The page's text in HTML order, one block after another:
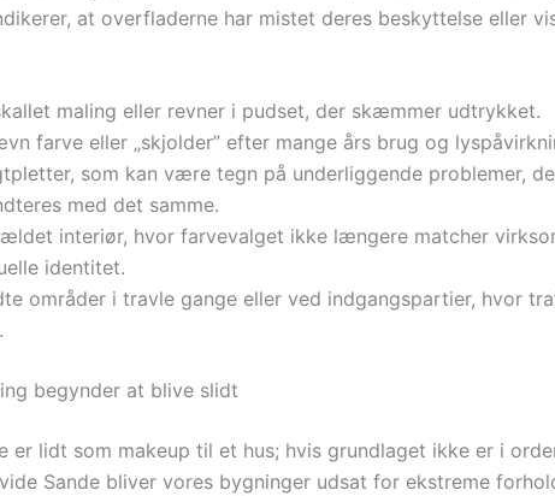
at overfladerne har mistet deres beskyttelse eller
maling eller revner i pudset, der skæmmer udtrykket.
farve eller „skjolder” efter mange års brug og
som kan være tegn på underliggende problemer,
med det samme.
interiør, hvor farvevalget ikke længere matcher
identitet.
områder i travle gange eller ved indgangspartier, hvor
begynder at blive slidt
er lidt som makeup til et hus; hvis grundlaget ikke er i
Sande bliver vores bygninger udsat for ekstreme